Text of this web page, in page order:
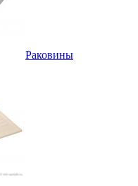
Раковины